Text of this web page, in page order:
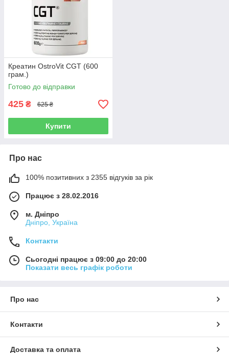
Креатин OstroVit CGT (600
грам.)
Готово до відправки
425 ₴ 625 ₴
Купити
Про нас
100% позитивних з 2355 відгуків за рік
Працює з 28.02.2016
м. Дніпро
Дніпро, Україна
Контакти
Сьогодні працює з 09:00 до 20:00
Показати весь графік роботи
Про нас
Контакти
Доставка та оплата